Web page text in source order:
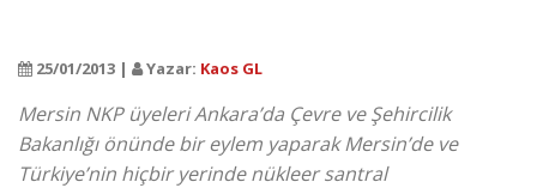
25/01/2013 | Yazar: Kaos GL
Mersin NKP üyeleri Ankara’da Çevre ve Şehircilik
Bakanlığı önünde bir eylem yaparak Mersin’de ve
Türkiye’nin hiçbir yerinde nükleer santral